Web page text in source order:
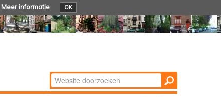
Meer informatie OK
Zoek
Geavanceerd